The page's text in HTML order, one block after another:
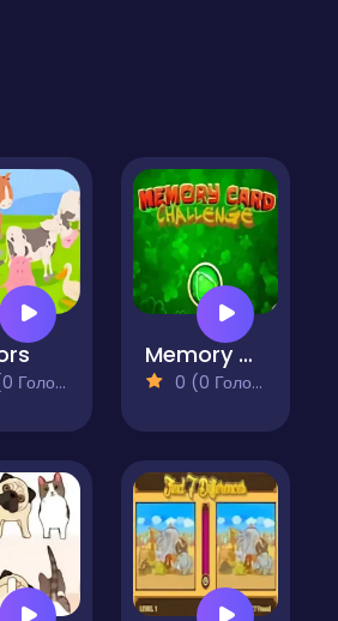
Memory Card Challenge
0 (0 Голосів)